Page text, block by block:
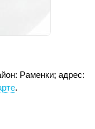
Раменки; адрес:
.